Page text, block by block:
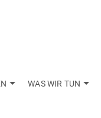
WAS WIR TUN